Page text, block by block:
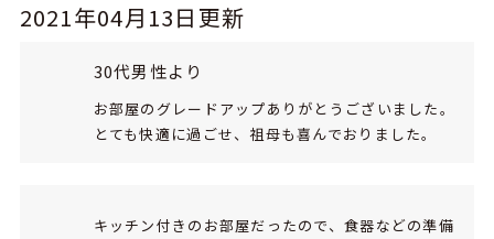
2021年04月13日更新
30代男性より
お部屋のグレードアップありがとうございました。
とても快適に過ごせ、祖母も喜んでおりました。
キッチン付きのお部屋だったので、食器などの準備